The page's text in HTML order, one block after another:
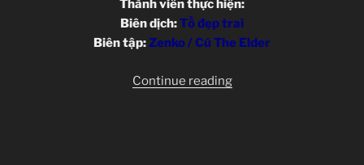
Thành viên thực hiện:
Biên dịch:Tồ đẹp trai
Biên tập:Zenko / Cú The Elder
Continue reading“Gochuumon